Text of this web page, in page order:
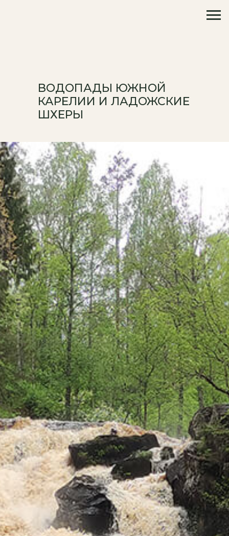
ВОДОПАДЫ ЮЖНОЙ
КАРЕЛИИ И ЛАДОЖСКИЕ
ШХЕРЫ